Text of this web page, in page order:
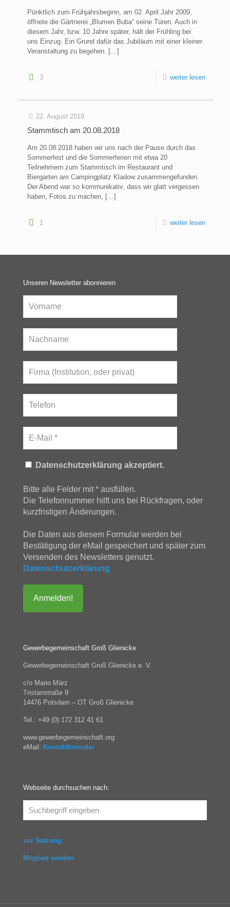
Pünktlich zum Frühjahrsbeginn, am 02. April Jahr 2009,
öffnete die Gärtnerei „Blumen Buba“ seine Türen. Auch in
diesem Jahr, bzw. 10 Jahre später, hält der Frühling bei
uns Einzug. Ein Grund dafür das Jubiläum mit einer kleiner
Veranstaltung zu begehen. […]
3 weiter lesen
22. August 2018
Stammtisch am 20.08.2018
Am 20.08.2018 haben wir uns nach der Pause durch das
Sommerfest und die Sommerferien mit etwa 20
Teilnehmern zum Stammtisch im Restaurant und
Biergarten am Campingplatz Kladow zusammengefunden.
Der Abend war so kommunikativ, dass wir glatt vergessen
haben, Fotos zu machen, […]
1 weiter lesen
Unseren Newsletter abonnieren
Datenschutzerklärung akzeptiert.
Bitte alle Felder mit * ausfüllen.
Die Telefonnummer hilft uns bei Rückfragen, oder
kurzfristigen Änderungen.
Die Daten aus diesem Formular werden bei
Bestätigung der eMail gespeichert und später zum
Versenden des Newsletters genutzt.
Datenschutzerklärung
Gewerbegemeinschaft Groß Glienicke
Gewerbegemeinschaft Groß Glienicke e. V.
c/o Mario März
Tristanstraße 9
14476 Potsdam – OT Groß Glienicke
Tel.: +49 (0) 172 312 41 61
www.gewerbegemeinschaft.org
eMail: Kontaktformular
Webseite durchsuchen nach:
zur Satzung
Mitglied werden